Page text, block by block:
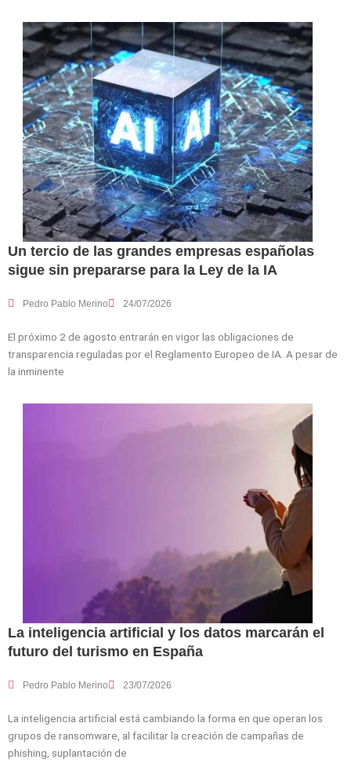
Un tercio de las grandes empresas españolas
sigue sin prepararse para la Ley de la IA
Pedro Pablo Merino 24/07/2026
El próximo 2 de agosto entrarán en vigor las obligaciones de
transparencia reguladas por el Reglamento Europeo de IA. A pesar de
la inminente
La inteligencia artificial y los datos marcarán el
futuro del turismo en España
Pedro Pablo Merino 23/07/2026
La inteligencia artificial está cambiando la forma en que operan los
grupos de ransomware, al facilitar la creación de campañas de
phishing, suplantación de